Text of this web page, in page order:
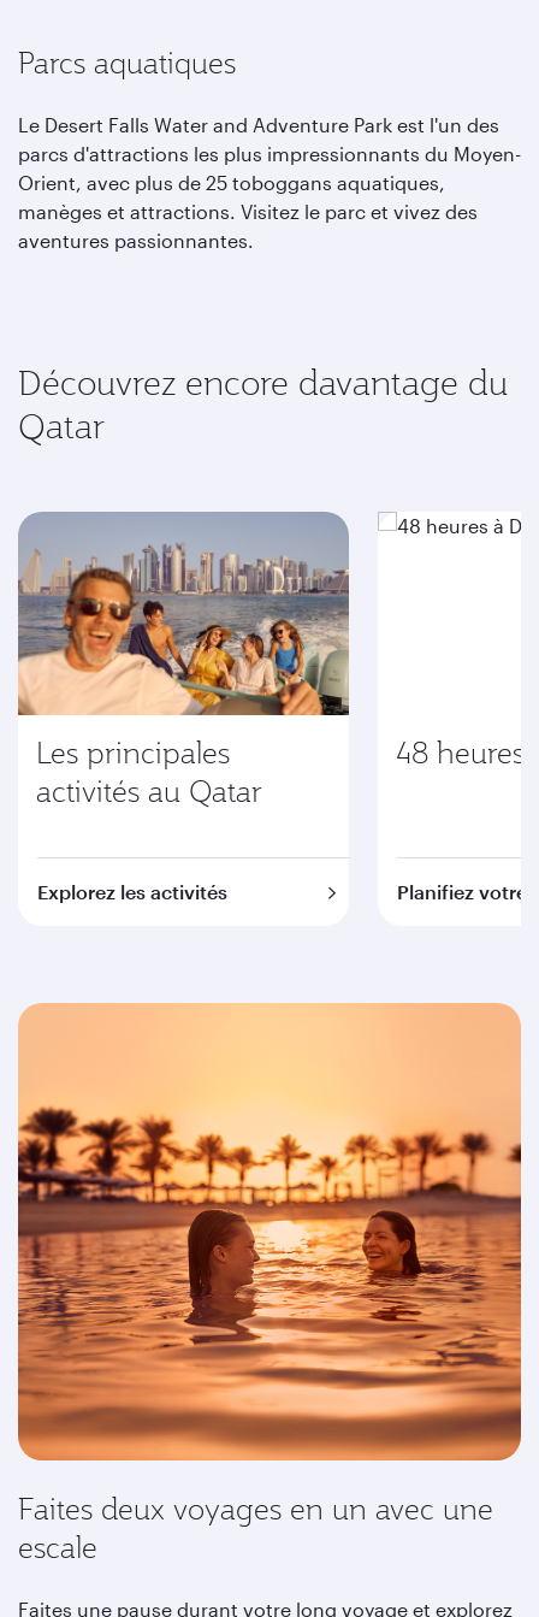
Parcs aquatiques
Le Desert Falls Water and Adventure Park est l'un des
parcs d'attractions les plus impressionnants du Moyen-
Orient, avec plus de 25 toboggans aquatiques,
manèges et attractions. Visitez le parc et vivez des
aventures passionnantes.
Découvrez encore davantage du
Qatar
Les principales
activités au Qatar
Explorez les activités
48 heures
Planifiez votre
Faites deux voyages en un avec une
escale
Faites une pause durant votre long voyage et explorez